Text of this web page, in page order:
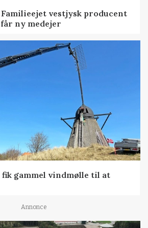
vestjysk producent
ny medejer
gammel vindmølle til at
Annonce